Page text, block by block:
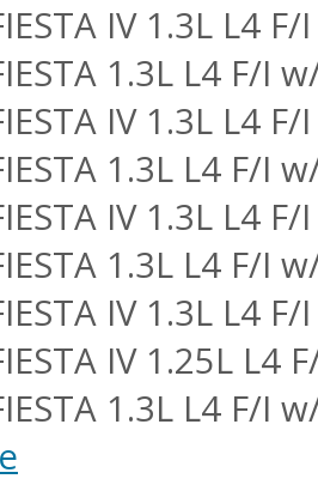
IV 1.3L L4
1.3L L4 F/I
IV 1.3L L4
1.3L L4 F/I
IV 1.3L L4
1.3L L4 F/I
IV 1.3L L4
IV 1.25L L4
1.3L L4 F/I